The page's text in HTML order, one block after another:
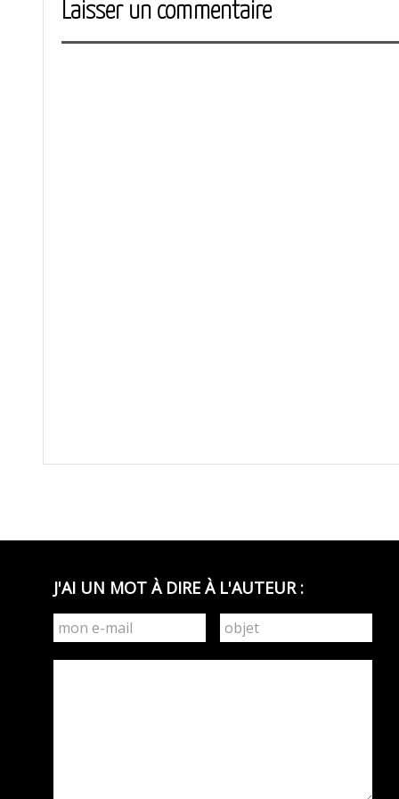
Laisser un commentaire
J'AI UN MOT À DIRE À L'AUTEUR :